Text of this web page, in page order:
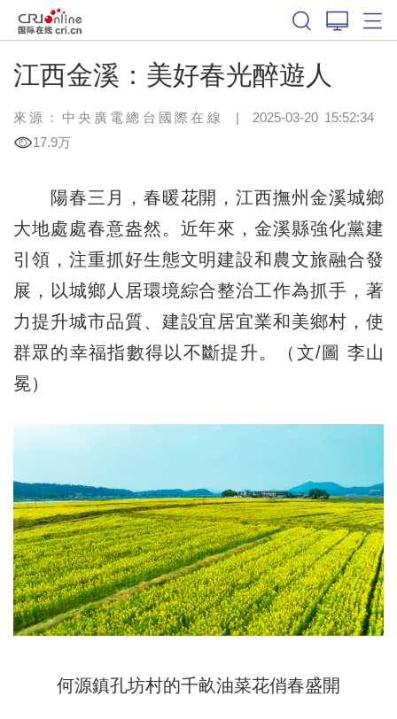
江西金溪：美好春光醉遊人
來源：中央廣電總台國際在線 | 2025-03-20 15:52:34
17.9万
陽春三月，春暖花開，江西撫州金溪城鄉
大地處處春意盎然。近年來，金溪縣強化黨建
引領，注重抓好生態文明建設和農文旅融合發
展，以城鄉人居環境綜合整治工作為抓手，著
力提升城市品質、建設宜居宜業和美鄉村，使
群眾的幸福指數得以不斷提升。（文/圖 李山
冕）
何源鎮孔坊村的千畝油菜花俏春盛開